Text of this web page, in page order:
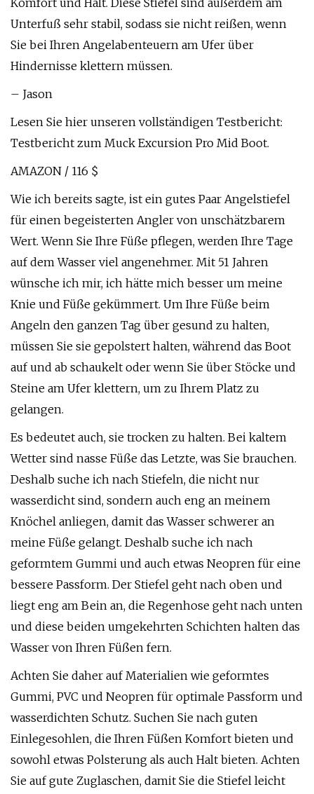
Komfort und Halt. Diese Stiefel sind außerdem am
Unterfuß sehr stabil, sodass sie nicht reißen, wenn
Sie bei Ihren Angelabenteuern am Ufer über
Hindernisse klettern müssen.
– Jason
Lesen Sie hier unseren vollständigen Testbericht:
Testbericht zum Muck Excursion Pro Mid Boot.
AMAZON / 116 $
Wie ich bereits sagte, ist ein gutes Paar Angelstiefel
für einen begeisterten Angler von unschätzbarem
Wert. Wenn Sie Ihre Füße pflegen, werden Ihre Tage
auf dem Wasser viel angenehmer. Mit 51 Jahren
wünsche ich mir, ich hätte mich besser um meine
Knie und Füße gekümmert. Um Ihre Füße beim
Angeln den ganzen Tag über gesund zu halten,
müssen Sie sie gepolstert halten, während das Boot
auf und ab schaukelt oder wenn Sie über Stöcke und
Steine ​​am Ufer klettern, um zu Ihrem Platz zu
gelangen.
Es bedeutet auch, sie trocken zu halten. Bei kaltem
Wetter sind nasse Füße das Letzte, was Sie brauchen.
Deshalb suche ich nach Stiefeln, die nicht nur
wasserdicht sind, sondern auch eng an meinem
Knöchel anliegen, damit das Wasser schwerer an
meine Füße gelangt. Deshalb suche ich nach
geformtem Gummi und auch etwas Neopren für eine
bessere Passform. Der Stiefel geht nach oben und
liegt eng am Bein an, die Regenhose geht nach unten
und diese beiden umgekehrten Schichten halten das
Wasser von Ihren Füßen fern.
Achten Sie daher auf Materialien wie geformtes
Gummi, PVC und Neopren für optimale Passform und
wasserdichten Schutz. Suchen Sie nach guten
Einlegesohlen, die Ihren Füßen Komfort bieten und
sowohl etwas Polsterung als auch Halt bieten. Achten
Sie auf gute Zuglaschen, damit Sie die Stiefel leicht